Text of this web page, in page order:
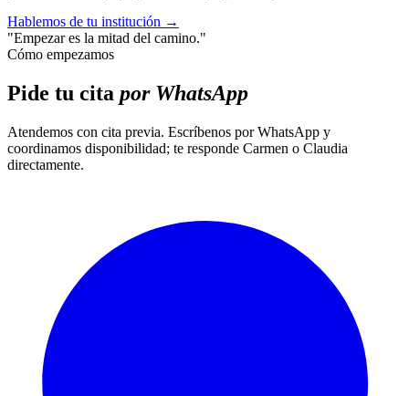
Hablemos de tu institución →
"Empezar es la mitad del camino."
Cómo empezamos
Pide tu cita por WhatsApp
Atendemos con cita previa. Escríbenos por WhatsApp y
coordinamos disponibilidad; te responde Carmen o Claudia
directamente.